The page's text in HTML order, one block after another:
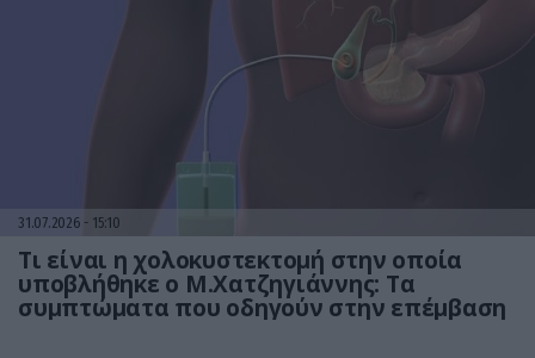
31.07.2026 15:10
Τι είναι η χολοκυστεκτομή στην οποία
υποβλήθηκε ο Μ.Χατζηγιάννης: Tα
συμπτώματα που οδηγούν στην επέμβαση